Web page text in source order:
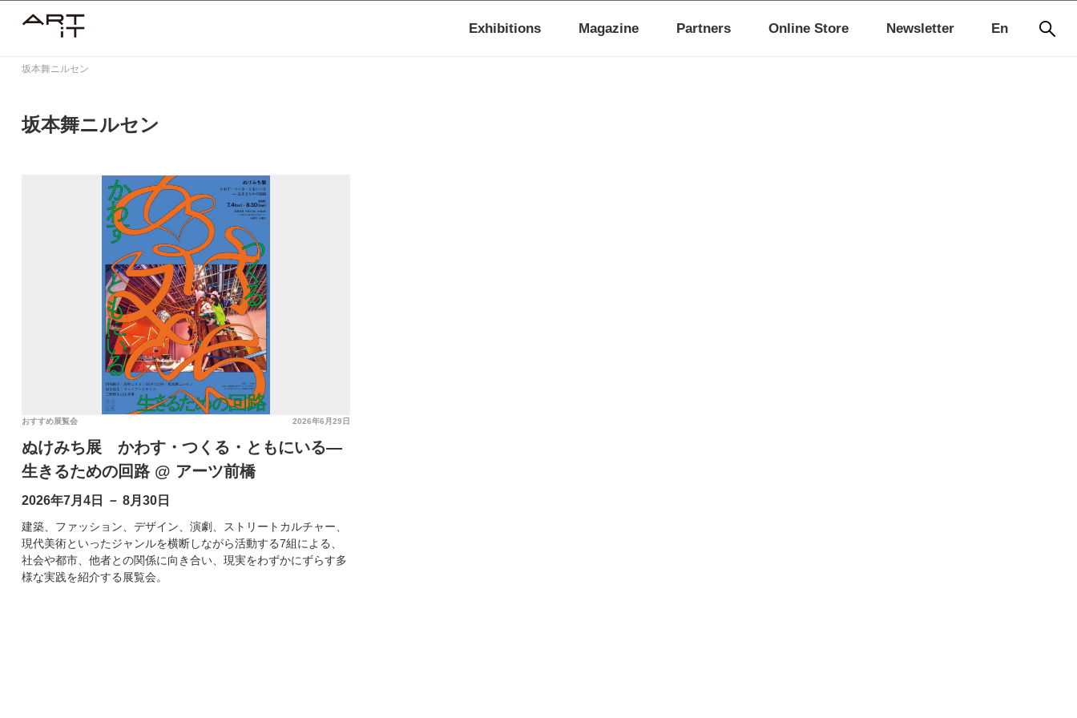
En
Exhibitions Magazine Partners Online Store Newsletter
坂本舞ニルセン
坂本舞ニルセン
2026年6月29日
おすすめ展覧会
ぬけみち展 かわす・つくる・ともにいる―
生きるための回路 @ アーツ前橋
2026年7月4日 － 8月30日
建築、ファッション、デザイン、演劇、ストリートカルチャー、
現代美術といったジャンルを横断しながら活動する7組による、
社会や都市、他者との関係に向き合い、現実をわずかにずらす多
様な実践を紹介する展覧会。